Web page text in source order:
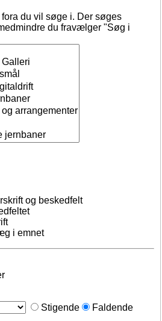
du vil søge i. Der søges
du fravælger "Søg i
og beskedfelt
i emnet
Stigende
Faldende